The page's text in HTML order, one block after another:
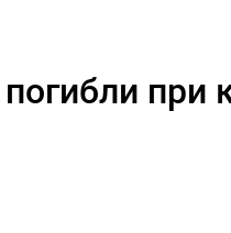
при